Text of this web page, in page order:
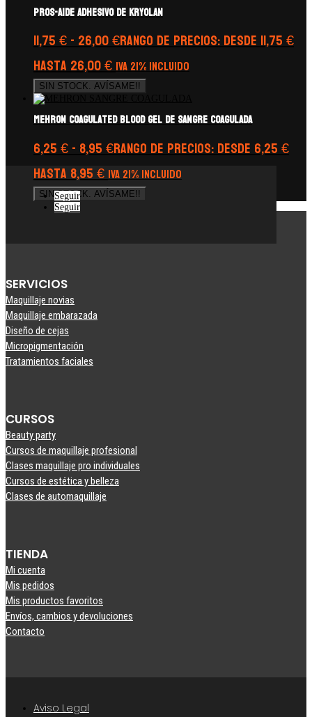
PROS-AIDE Adhesivo de Kryolan
11,75€-26,00€Rango de precios: desde 11,75 €
hasta 26,00 € IVA 21% Incluido
SIN STOCK. AVÍSAME!!
Mehron coagulated Blood Gel de sangre coagulada
6,25€-8,95€Rango de precios: desde 6,25 €
hasta 8,95 €IVA 21% Incluido
SIN STOCK. AVÍSAME!!
Seguir
Seguir
SERVICIOS
Maquillaje novias
Maquillaje embarazada
Diseño de cejas
Micropigmentación
Tratamientos faciales
CURSOS
Beauty party
Cursos de maquillaje profesional
Clases maquillaje pro individuales
Cursos de estética y belleza
Clases de automaquillaje
TIENDA
Mi cuenta
Mis pedidos
Mis productos favoritos
Envíos, cambios y devoluciones
Contacto
Aviso Legal